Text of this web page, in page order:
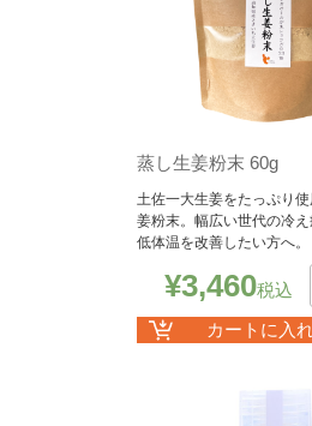
蒸し生姜粉末 60g
土佐一大生姜をたっぷり
姜粉末。幅広い世代の冷え
低体温を改善したい方へ。
¥3,460税込
数
カートに入